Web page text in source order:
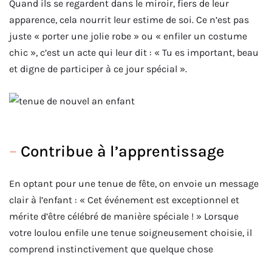
Quand ils se regardent dans le miroir, fiers de leur
apparence, cela nourrit leur estime de soi. Ce n’est pas
juste « porter une jolie robe » ou « enfiler un costume
chic », c’est un acte qui leur dit : « Tu es important, beau
et digne de participer à ce jour spécial ».
– Contribue à l’apprentissage
En optant pour une tenue de fête, on envoie un message
clair à l’enfant : « Cet événement est exceptionnel et
mérite d’être célébré de manière spéciale ! » Lorsque
votre loulou enfile une tenue soigneusement choisie, il
comprend instinctivement que quelque chose